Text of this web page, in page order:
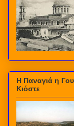
Η Παναγιά η
Κιόστε